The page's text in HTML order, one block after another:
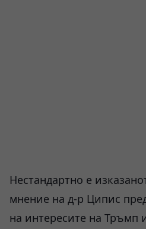
Нестандартно е
мнение на д-р Ципис
на интересите на Тръмп